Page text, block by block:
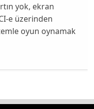
yok, ekran
e üzerinden
oyun oynamak